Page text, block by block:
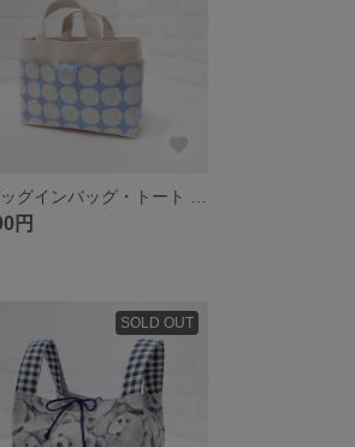
円
SOLD OUT